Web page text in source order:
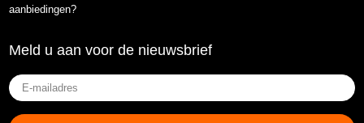
aanbiedingen?
Meld u aan voor de nieuwsbrief
E-
mailadres(Vereist)